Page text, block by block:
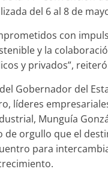
del 6 al 8 de
con
y la
y privados”,
Gobernador del
líderes
Munguía
de orgullo que el
para